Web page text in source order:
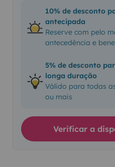
10% de desconto
antecipada
Reserve com pelo
antecedência e
5% de desconto
longa duração
Válido para todas
ou mais
Verificar a